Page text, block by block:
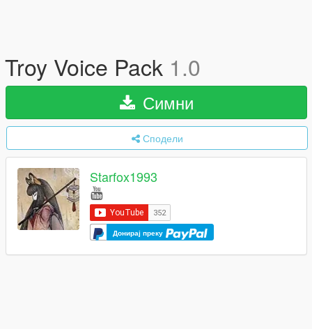
Troy Voice Pack 1.0
Симни
Сподели
Starfox1993
Донирај преку